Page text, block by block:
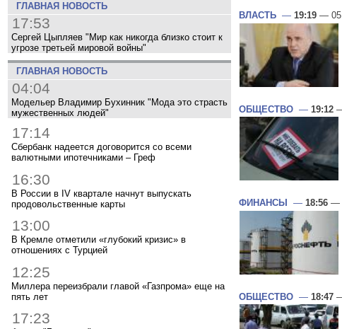
ГЛАВНАЯ НОВОСТЬ
17:53
Сергей Цыпляев "Мир как никогда близко стоит к
угрозе третьей мировой войны"
ГЛАВНАЯ НОВОСТЬ
04:04
Модельер Владимир Бухинник "Мода это страсть
мужественных людей"
17:14
Сбербанк надеется договорится со всеми
валютными ипотечниками – Греф
16:30
В России в IV квартале начнут выпускать
продовольственные карты
13:00
В Кремле отметили «глубокий кризис» в
отношениях с Турцией
12:25
Миллера переизбрали главой «Газпрома» еще на
пять лет
17:23
ВЛАСТЬ — 19:19 — 05
ОБЩЕСТВО — 19:12
ФИНАНСЫ — 18:56 —
ОБЩЕСТВО — 18:47